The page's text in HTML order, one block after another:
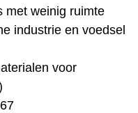
met weinig ruimte
industrie en voedsel
voor